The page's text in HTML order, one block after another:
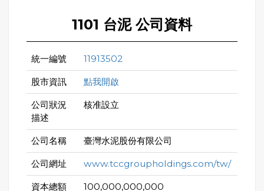
1101 台泥 公司資料
統一編號 11913502
股市資訊 點我開啟
公司狀況
描述
核准設立
公司名稱 臺灣水泥股份有限公司
公司網址 www.tccgroupholdings.com/tw/
資本總額
100,000,000,000